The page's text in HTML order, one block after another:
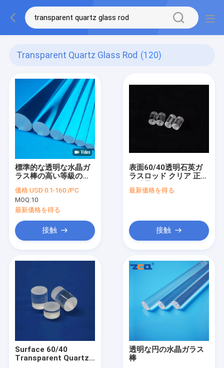
Transparent Quartz Glass Rod (120)
標準的な透明な水晶ガ
ラス棒の高い等級の直
価格:USD 0.1-160 /PC
MOQ:10
最新価格を得る
接触
表面60/40透明石英ガ
ラスロッド クリア 正確
最新価格を得る
接触
Surface 60/40
Transparent Quartz
透明な円の水晶ガラス
棒